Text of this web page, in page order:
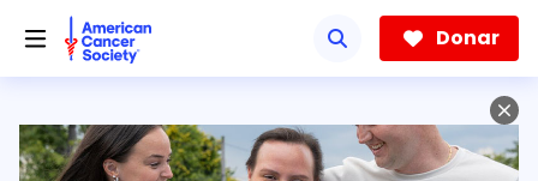
hacia
contenido
Donar